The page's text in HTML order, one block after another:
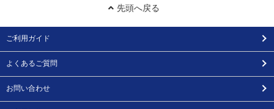
先頭へ戻る
ご利用ガイド
よくあるご質問
お問い合わせ